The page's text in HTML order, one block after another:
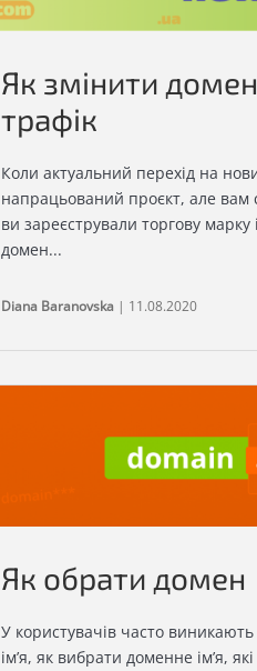
Як змінити
трафік
Коли актуальний перехід на
напрацьований проєкт, але вам
ви зареєстрували торгову
домен...
Diana Baranovska| 11.08.2020
Як обрати домен
У користувачів часто
ім’я, як вибрати доменне ім’я,